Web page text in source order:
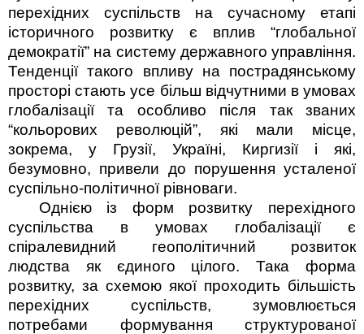
перехідних суспільств на сучасному етапі
історичного розвитку є вплив “глобальної
демо­кратії” на систему державного управління.
Тенденції такого впливу на пострадянському
просторі стають усе більш відчутними в умовах
глобалізації та особливо після так званих
“кольорових революцій”, які мали місце,
зокрема, у Грузії, Україні, Киргизії і які,
безумовно, привели до порушення усталеної
суспільно-політичної рівноваги.
Однією із форм розвитку перехідного
суспільства в умовах глобалізації є
спіралевидний геополітичний розвиток
людства як єдиного­ цілого. Така форма
розвитку, за схемою якої проходить більшість
перехідних суспільств, зумовлюється
потребами формування структурованої